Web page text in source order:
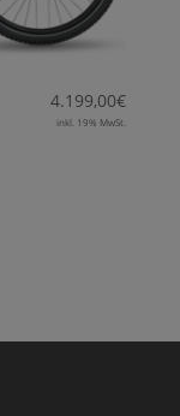
4.199,00€
inkl. 19% MwSt.